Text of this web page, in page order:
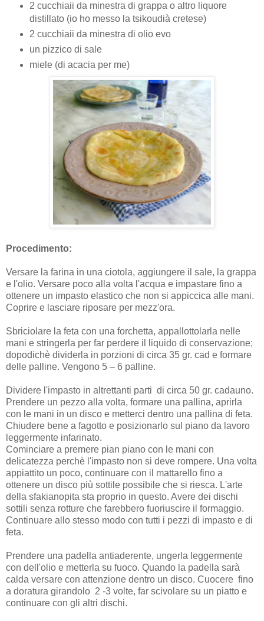
2 cucchiaii da minestra di grappa o altro liquore
distillato (io ho messo la tsikoudià cretese)
2 cucchiaii da minestra di olio evo
un pizzico di sale
miele (di acacia per me)
Procedimento:
Versare la farina in una ciotola, aggiungere il sale, la grappa
e l'olio. Versare poco alla volta l'acqua e impastare fino a
ottenere un impasto elastico che non si appiccica alle mani.
Coprire e lasciare riposare per mezz'ora.
Sbriciolare la feta con una forchetta, appallottolarla nelle
mani e stringerla per far perdere il liquido di conservazione;
dopodichè dividerla in porzioni di circa 35 gr. cad e formare
delle palline. Vengono 5 – 6 palline.
Dividere l'impasto in altrettanti parti di circa 50 gr. cadauno.
Prendere un pezzo alla volta, formare una pallina, aprirla
con le mani in un disco e metterci dentro una pallina di feta.
Chiudere bene a fagotto e posizionarlo sul piano da lavoro
leggermente infarinato.
Cominciare a premere pian piano con le mani con
delicatezza perchè l'impasto non si deve rompere. Una volta
appiattito un poco, continuare con il mattarello fino a
ottenere un disco più sottile possibile che si riesca. L'arte
della sfakianopita sta proprio in questo. Avere dei dischi
sottili senza rotture che farebbero fuoriuscire il formaggio.
Continuare allo stesso modo con tutti i pezzi di impasto e di
feta.
Prendere una padella antiaderente, ungerla leggermente
con dell'olio e metterla su fuoco. Quando la padella sarà
calda versare con attenzione dentro un disco. Cuocere fino
a doratura girandolo 2 -3 volte, far scivolare su un piatto e
continuare con gli altri dischi.